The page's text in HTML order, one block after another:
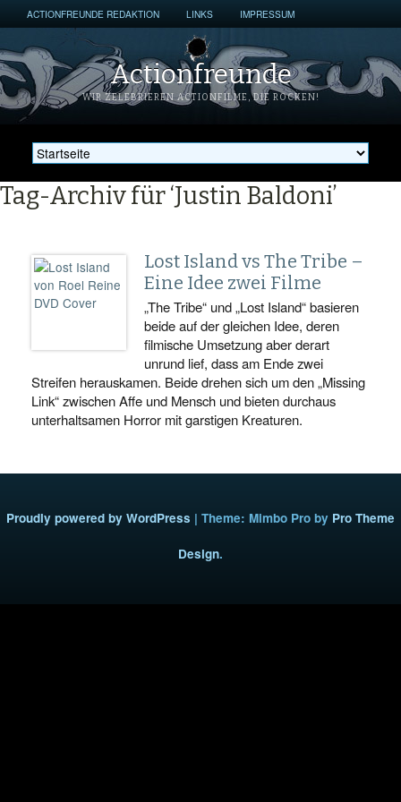
ACTIONFREUNDE REDAKTION LINKS IMPRESSUM
Actionfreunde
WIR ZELEBRIEREN ACTIONFILME, DIE ROCKEN!
Tag-Archiv für ‘Justin Baldoni’
Lost Island vs The Tribe –
Eine Idee zwei Filme
„The Tribe“ und „Lost Island“ basieren
beide auf der gleichen Idee, deren
filmische Umsetzung aber derart
unrund lief, dass am Ende zwei
Streifen herauskamen. Beide drehen sich um den „Missing
Link“ zwischen Affe und Mensch und bieten durchaus
unterhaltsamen Horror mit garstigen Kreaturen.
Proudly powered by WordPress | Theme: Mimbo Pro by Pro Theme
Design.